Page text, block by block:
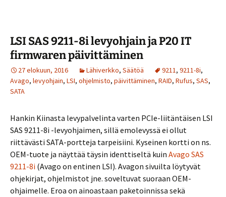
LSI SAS 9211-8i levyohjain ja P20 IT
firmwaren päivittäminen
27 elokuun, 2016 Lähiverkko, Säätöä 9211, 9211-8i,
Avago, levyohjain, LSI, ohjelmisto, päivittäminen, RAID, Rufus, SAS,
SATA
Hankin Kiinasta levypalvelinta varten PCIe-liitäntäisen LSI
SAS 9211-8i -levyohjaimen, sillä emolevyssä ei ollut
riittävästi SATA-portteja tarpeisiini. Kyseinen kortti on ns.
OEM-tuote ja näyttää täysin identtiseltä kuin Avago SAS
9211-8i (Avago on entinen LSI). Avagon sivuilta löytyvät
ohjekirjat, ohjelmistot jne. soveltuvat suoraan OEM-
ohjaimelle. Eroa on ainoastaan paketoinnissa sekä